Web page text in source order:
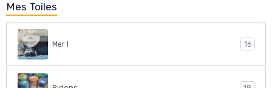
Mes Toiles
Mer I 16